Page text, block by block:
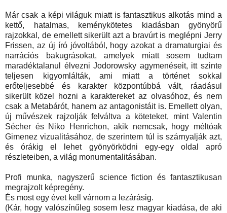
Már csak a képi világuk miatt is fantasztikus alkotás mind a
kettő, hatalmas, keménykötetes kiadásban gyönyörű
rajzokkal, de emellett sikerült azt a bravúrt is meglépni Jerry
Frissen, az új író jóvoltából, hogy azokat a dramaturgiai és
narrációs bakugrásokat, amelyek miatt sosem tudtam
maradéktalanul élvezni Jodorowsky agymenéseit, itt szinte
teljesen kigyomlálták, ami miatt a történet sokkal
erőteljesebbé és karakter központúbbá vált, ráadásul
sikerült közel hozni a karaktereket az olvasóhoz, és nem
csak a Metabárót, hanem az antagonistáit is. Emellett olyan,
új művészek rajzolják felváltva a köteteket, mint Valentin
Sécher és Niko Henrichon, akik nemcsak, hogy méltóak
Gimenez vizualitásához, de szerintem túl is szárnyalják azt,
és órákig el lehet gyönyörködni egy-egy oldal apró
részleteiben, a világ monumentalitásában.
Profi munka, nagyszerű science fiction és fantasztikusan
megrajzolt képregény.
És most egy évet kell várnom a lezárásig.
(Kár, hogy valószínűleg sosem lesz magyar kiadása, de aki